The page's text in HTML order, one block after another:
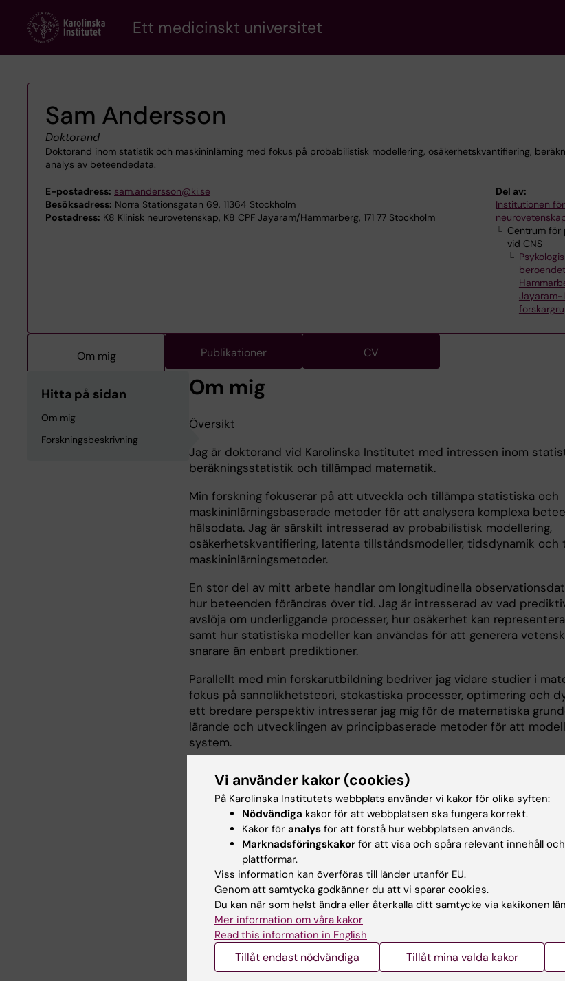
content
Ett medicinskt universitet
Sam Andersson
Doktorand
Doktorand inom statistik och maskininlärning med fokus på probabilistisk modellering, osäkerhetskvantifiering,
analys av beteendedata.
E-postadress: sam.andersson@ki.se
Besöksadress: Norra Stationsgatan 69, 11364 Stockholm
Postadress: K8 Klinisk neurovetenskap, K8 CPF Jayaram/Hammarberg, 171 77 Stockholm
Del av:
Institutionen
Centrum för
vid CNS
Jayaram-
Om mig Publikationer CV
Hitta på sidan
Om mig
Forskningsbeskrivning
Om mig
Översikt
Jag är doktorand vid Karolinska Institutet med intressen inom
beräkningsstatistik och tillämpad matematik.
Min forskning fokuserar på att utveckla och tillämpa statistiska och
maskininlärningsbaserade metoder för att analysera komplexa
hälsodata. Jag är särskilt intresserad av probabilistisk modellering,
osäkerhetskvantifiering, latenta tillståndsmodeller, tidsdynamik och
maskininlärningsmetoder.
En stor del av mitt arbete handlar om longitudinella
hur beteenden förändras över tid. Jag är intresserad av vad
avslöja om underliggande processer, hur osäkerhet kan
samt hur statistiska modeller kan användas för att generera
snarare än enbart prediktioner.
Parallellt med min forskarutbildning bedriver jag vidare studier i
fokus på sannolikhetsteori, stokastiska processer, optimering och
ett bredare perspektiv intresserar jag mig för de matematiska
lärande och utvecklingen av principbaserade metoder för att
system.
Jag välkomnar samarbeten inom statistik, maskininlärning, tillämpad
datadriven forskning.
Hemsida: Sam Andersson — Computational Statistician
Forskningsbeskrivning
Forskningsintressen
• Statistiskt lärande och maskininlärning
• Beräkningsstatistik
Vi använder kakor (cookies)
På Karolinska Institutets webbplats använder vi kakor för olika syften:
Nödvändiga kakor för att webbplatsen ska fungera korrekt.
Kakor för analys för att förstå hur webbplatsen används.
Marknadsföringskakor för att visa och spåra relevant innehåll
plattformar.
Viss information kan överföras till länder utanför EU.
Genom att samtycka godkänner du att vi sparar cookies.
Du kan när som helst ändra eller återkalla ditt samtycke via kakikonen
Mer information om våra kakor
Read this information in English
Tillåt endast nödvändiga Tillåt mina valda kakor